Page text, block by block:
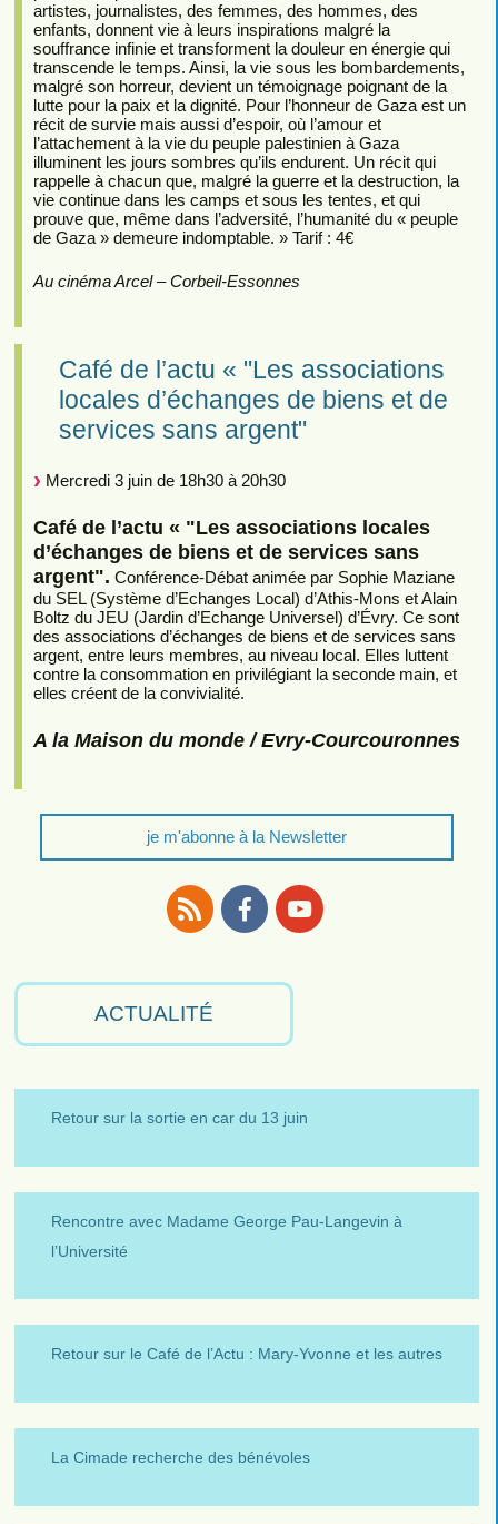
artistes, journalistes, des femmes, des hommes, des
enfants, donnent vie à leurs inspirations malgré la
souffrance infinie et transforment la douleur en énergie qui
transcende le temps. Ainsi, la vie sous les bombardements,
malgré son horreur, devient un témoignage poignant de la
lutte pour la paix et la dignité. Pour l’honneur de Gaza est un
récit de survie mais aussi d’espoir, où l’amour et
l’attachement à la vie du peuple palestinien à Gaza
illuminent les jours sombres qu’ils endurent. Un récit qui
rappelle à chacun que, malgré la guerre et la destruction, la
vie continue dans les camps et sous les tentes, et qui
prouve que, même dans l’adversité, l’humanité du « peuple
de Gaza » demeure indomptable. » Tarif : 4€
Au cinéma Arcel – Corbeil-Essonnes
Café de l’actu « "Les associations
locales d’échanges de biens et de
services sans argent"
Mercredi 3 juin de 18h30 à 20h30
Café de l’actu « "Les associations locales
d’échanges de biens et de services sans
argent". Conférence-Débat animée par Sophie Maziane
du SEL (Système d’Echanges Local) d’Athis-Mons et Alain
Boltz du JEU (Jardin d’Echange Universel) d’Évry. Ce sont
des associations d’échanges de biens et de services sans
argent, entre leurs membres, au niveau local. Elles luttent
contre la consommation en privilégiant la seconde main, et
elles créent de la convivialité.
A la Maison du monde / Evry-Courcouronnes
je m'abonne à la Newsletter
ACTUALITÉ
Retour sur la sortie en car du 13 juin
Rencontre avec Madame George Pau-Langevin à
l’Université
Retour sur le Café de l’Actu : Mary-Yvonne et les autres
La Cimade recherche des bénévoles